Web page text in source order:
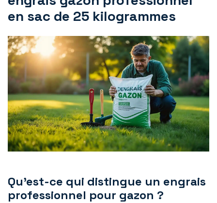
en sac de 25 kilogrammes
Qu’est-ce qui distingue un engrais
professionnel pour gazon ?